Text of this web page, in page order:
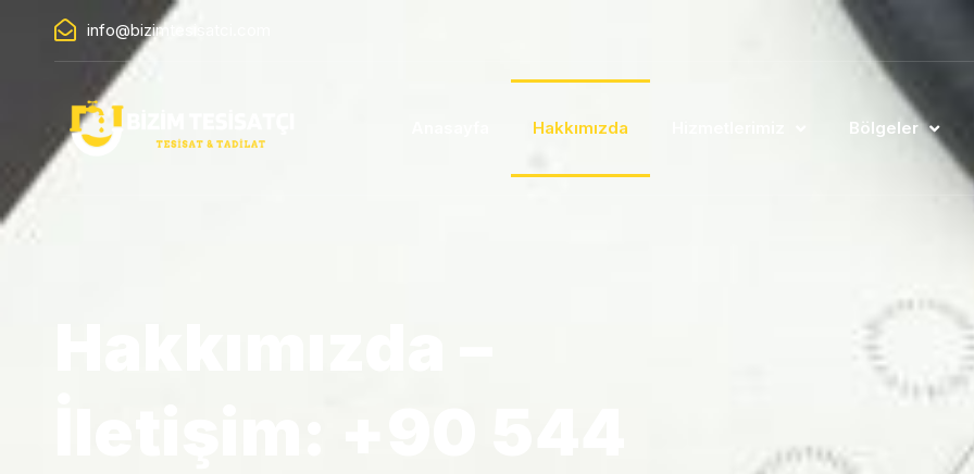
info@bizimtesisatci.com
Hakkımızda Bölgeler